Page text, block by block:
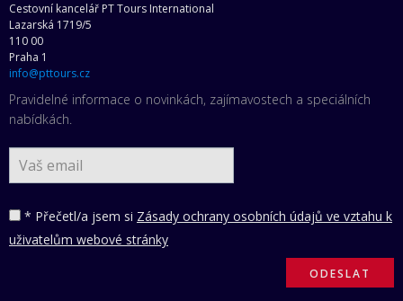
Cestovní kancelář PT Tours International
Lazarská 1719/5
110 00
Praha 1
info@pttours.cz
Pravidelné informace o novinkách, zajímavostech a speciálních
nabídkách.
* Přečetl/a jsem si Zásady ochrany osobních údajů ve vztahu k
uživatelům webové stránky